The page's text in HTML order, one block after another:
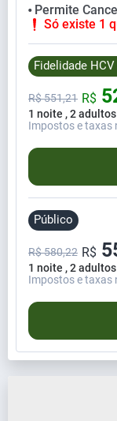
⬤ Permite
Só existe 1
Fidelidade
1 noite , 2 adultos
R$551,21 R$
Impostos e taxas
Público
1 noite , 2 adultos
R$ 580,22 R$
Impostos e taxas